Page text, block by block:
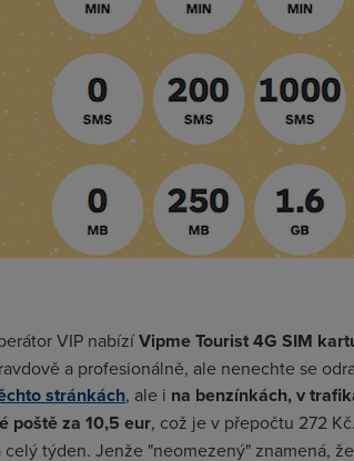
VIP nabízíVipme Tourist 4G SIM
a profesionálně, ale nenechte se
stránkách, ale i na benzínkách, v
poště za 10,5 eur, což je v přepočtu 272
týden. Jenže "neomezený" znamená,